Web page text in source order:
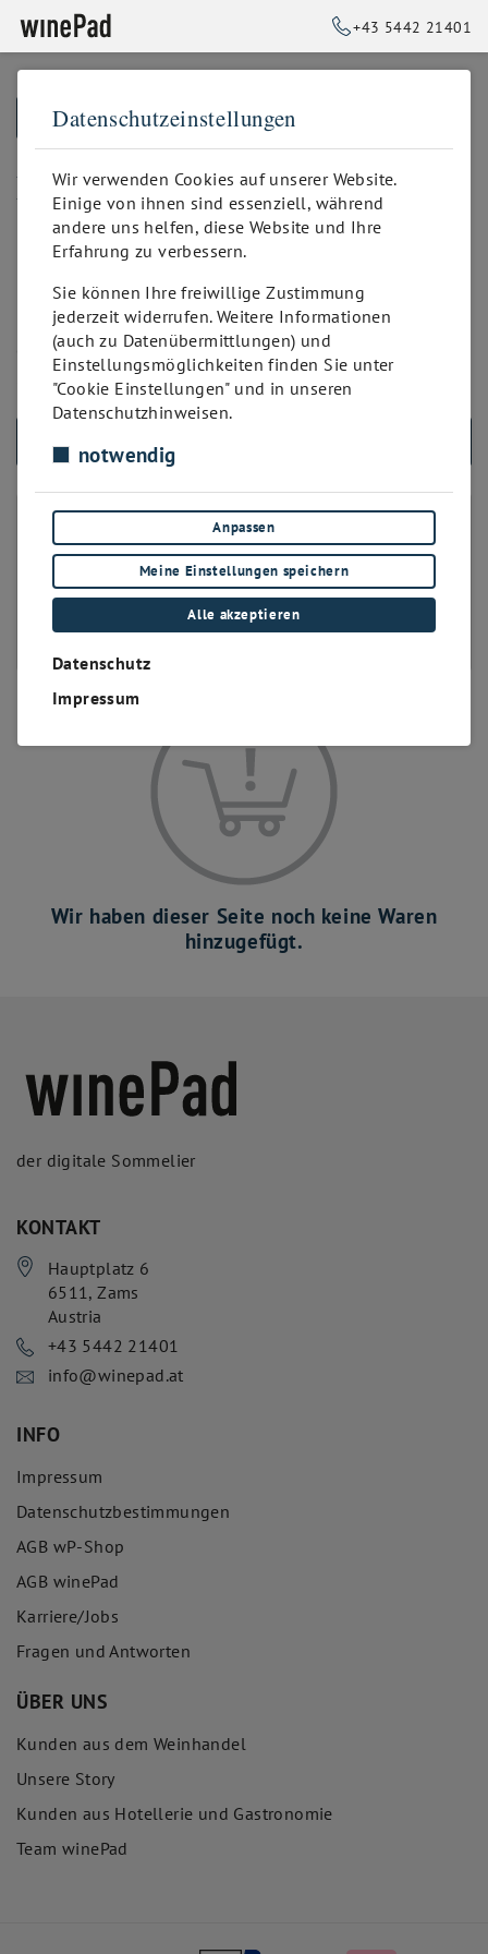
+43 5442 21401
ZURÜCK ZUR STARTSEITE
EPS
EPS-Direktüberweisungsdienst.
EPS erhebt eine feste Gebühr (ca. 0,2€) und variable
Gebühren als Prozentsatz des Zahlungsbetrages, von
2,99 % bis 4,99%.
ZAHLUNG
Zahlung auf Rechnung
EPS
Klarna Zahlungsdienst
Wir haben dieser Seite noch keine Waren
hinzugefügt.
der digitale Sommelier
KONTAKT
Hauptplatz 6
6511,Zams
Austria
+43 5442 21401
info@winepad.at
INFO
Impressum
Datenschutzbestimmungen
AGB wP-Shop
AGB winePad
Karriere/Jobs
Fragen und Antworten
ÜBER UNS
Kunden aus dem Weinhandel
Unsere Story
Kunden aus Hotellerie und Gastronomie
Team winePad
Datenschutzeinstellungen
Wir verwenden Cookies auf unserer Website.
Einige von ihnen sind essenziell, während
andere uns helfen, diese Website und Ihre
Erfahrung zu verbessern.
Sie können Ihre freiwillige Zustimmung
jederzeit widerrufen. Weitere Informationen
(auch zu Datenübermittlungen) und
Einstellungsmöglichkeiten finden Sie unter
"Cookie Einstellungen" und in unseren
Datenschutzhinweisen.
notwendig
Anpassen
Meine Einstellungen speichern
Alle akzeptieren
Datenschutz
Impressum